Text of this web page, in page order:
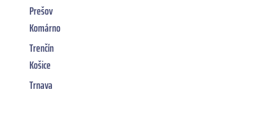
Prešov
Komárno
Trenčín
Košice
Trnava